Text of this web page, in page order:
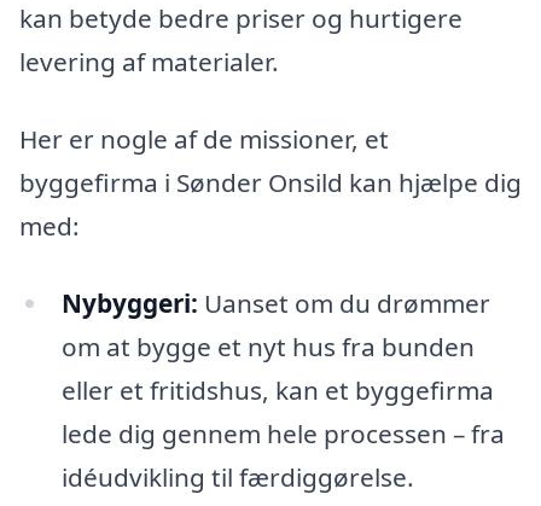
kan betyde bedre priser og hurtigere
levering af materialer.
Her er nogle af de missioner, et
byggefirma i Sønder Onsild kan hjælpe dig
med:
Nybyggeri: Uanset om du drømmer
om at bygge et nyt hus fra bunden
eller et fritidshus, kan et byggefirma
lede dig gennem hele processen – fra
idéudvikling til færdiggørelse.